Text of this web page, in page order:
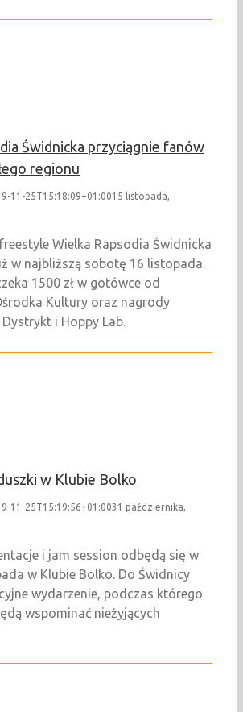
Świdnicka przyciągnie fanów
regionu
11-25T15:18:09+01:0015 listopada,
Wielka Rapsodia Świdnicka
w najbliższą sobotę 16 listopada.
1500 zł w gotówce od
Kultury oraz nagrody
i Hoppy Lab.
w Klubie Bolko
11-25T15:19:56+01:0031 października,
i jam session odbędą się w
w Klubie Bolko. Do Świdnicy
wydarzenie, podczas którego
wspominać nieżyjących